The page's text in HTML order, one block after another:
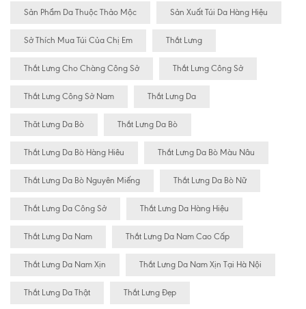
Sản Phẩm Da Thuộc Thảo Mộc Sản Xuất Túi Da Hàng Hiệu
Sở Thích Mua Túi Của Chị Em Thắt Lưng
Thắt Lưng Cho Chàng Công Sở Thắt Lưng Công Sở
Thắt Lưng Công Sở Nam Thắt Lưng Da
Thăt Lưng Da Bò Thắt Lưng Da Bò
Thắt Lưng Da Bò Hàng Hiêu Thắt Lưng Da Bò Màu Nâu
Thắt Lưng Da Bò Nguyên Miếng Thắt Lưng Da Bò Nữ
Thắt Lưng Da Công Sở Thắt Lưng Da Hàng Hiệu
Thắt Lưng Da Nam Thắt Lưng Da Nam Cao Cấp
Thắt Lưng Da Nam Xịn Thắt Lưng Da Nam Xịn Tại Hà Nội
Thắt Lưng Da Thật Thắt Lưng Đẹp